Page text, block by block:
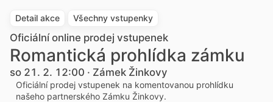
Detail akce Všechny vstupenky
Oficiální online prodej vstupenek
Romantická prohlídka zámku
so 21. 2. 12:00 · Zámek Žinkovy
Oficiální prodej vstupenek na komentovanou prohlídku
našeho partnerského Zámku Žinkovy.